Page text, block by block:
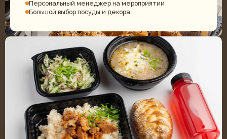
Онлайн калькулятор за 2 минуты
ОСТАВИТЬ ЗАЯВКУ
Перезвоним в течение 20 минут
+7 (932) 622-79-16
Звоните с 9:00 до 20:00